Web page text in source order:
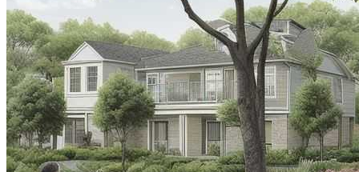
Все новости
Видео